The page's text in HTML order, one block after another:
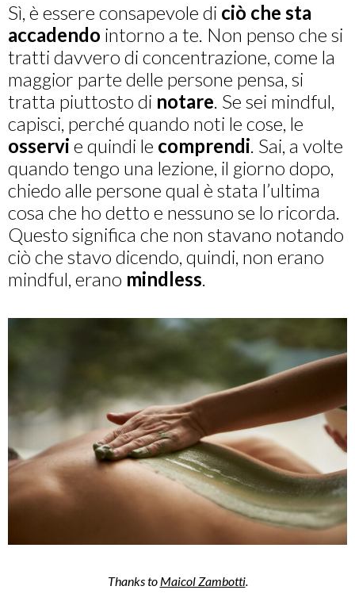
Sì, è essere consapevole di ciò che sta
accadendo intorno a te. Non penso che si
tratti davvero di concentrazione, come la
maggior parte delle persone pensa, si
tratta piuttosto di notare. Se sei mindful,
capisci, perché quando noti le cose, le
osservi e quindi le comprendi. Sai, a volte
quando tengo una lezione, il giorno dopo,
chiedo alle persone qual è stata l’ultima
cosa che ho detto e nessuno se lo ricorda.
Questo significa che non stavano notando
ciò che stavo dicendo, quindi, non erano
mindful, erano mindless.
Thanks to Maicol Zambotti.